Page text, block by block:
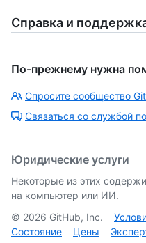
Справка и
По-прежнему нужна
Спросите сообщество
Связаться со службой
Юридические услуги
Некоторые из этих
на компьютер или ИИ.
© 2026 GitHub, Inc.
Состояние
Цены